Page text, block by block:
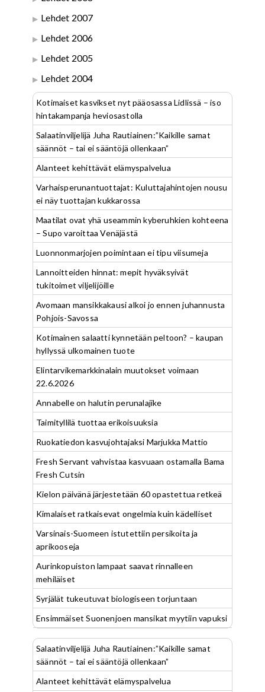
Lehdet 2007
Lehdet 2006
Lehdet 2005
Lehdet 2004
Kotimaiset kasvikset nyt pääosassa Lidlissä – iso
hintakampanja heviosastolla
Salaatinviljelijä Juha Rautiainen:”Kaikille samat
säännöt – tai ei sääntöjä ollenkaan”
Alanteet kehittävät elämyspalvelua
Varhaisperunantuottajat: Kuluttajahintojen nousu
ei näy tuottajan kukkarossa
Maatilat ovat yhä useammin kyberuhkien kohteena
– Supo varoittaa Venäjästä
Luonnonmarjojen poimintaan ei tipu viisumeja
Lannoitteiden hinnat: mepit hyväksyivät
tukitoimet viljelijöille
Avomaan mansikkakausi alkoi jo ennen juhannusta
Pohjois-Savossa
Kotimainen salaatti kynnetään peltoon? – kaupan
hyllyssä ulkomainen tuote
Elintarvikemarkkinalain muutokset voimaan
22.6.2026
Annabelle on halutin perunalajike
Taimityllilä tuottaa erikoisuuksia
Ruokatiedon kasvujohtajaksi Marjukka Mattio
Fresh Servant vahvistaa kasvuaan ostamalla Bama
Fresh Cutsin
Kielon päivänä järjestetään 60 opastettua retkeä
Kimalaiset ratkaisevat ongelmia kuin kädelliset
Varsinais-Suomeen istutettiin persikoita ja
aprikooseja
Aurinkopuiston lampaat saavat rinnalleen
mehiläiset
Syrjälät tukeutuvat biologiseen torjuntaan
Ensimmäiset Suonenjoen mansikat myytiin vapuksi
Salaatinviljelijä Juha Rautiainen:”Kaikille samat
säännöt – tai ei sääntöjä ollenkaan”
Alanteet kehittävät elämyspalvelua